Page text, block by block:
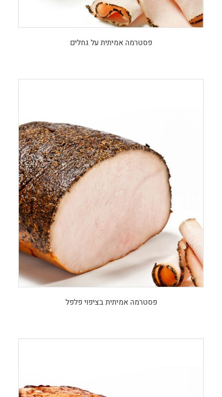
פסטרמה אמיתית על גחלים
פסטרמה אמיתית בציפוי פלפל